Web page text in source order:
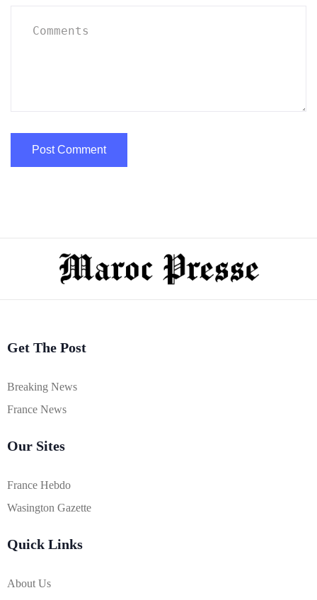
Get The Post
Breaking News
France News
Our Sites
France Hebdo
Wasington Gazette
Quick Links
About Us